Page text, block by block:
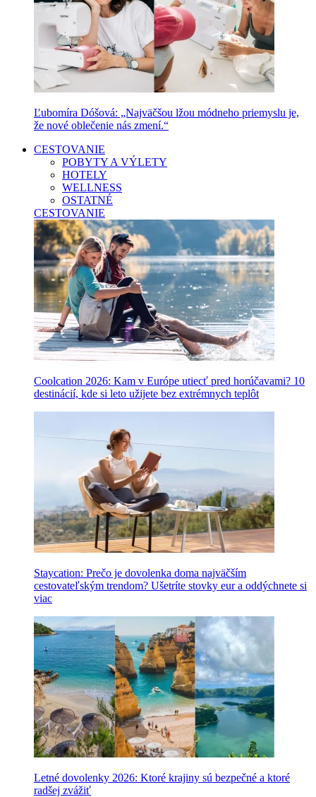
Ľubomíra Dóšová: „Najväčšou lžou módneho priemyslu je,
že nové oblečenie nás zmení.“
CESTOVANIE
POBYTY A VÝLETY
HOTELY
WELLNESS
OSTATNÉ
CESTOVANIE
Coolcation 2026: Kam v Európe utiecť pred horúčavami? 10
destinácií, kde si leto užijete bez extrémnych teplôt
Staycation: Prečo je dovolenka doma najväčším
cestovateľským trendom? Ušetríte stovky eur a oddýchnete si
viac
Letné dovolenky 2026: Ktoré krajiny sú bezpečné a ktoré
radšej zvážiť